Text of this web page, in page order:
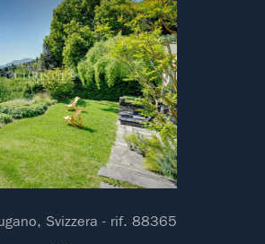
Svizzera - rif. 88365